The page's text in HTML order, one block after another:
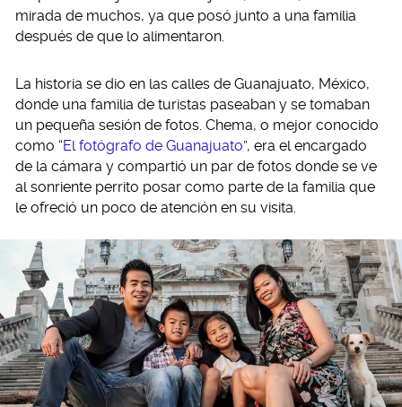
mirada de muchos, ya que posó junto a una familia
después de que lo alimentaron.
La historia se dio en las calles de Guanajuato, México,
donde una familia de turistas paseaban y se tomaban
un pequeña sesión de fotos. Chema, o mejor conocido
como “El fotógrafo de Guanajuato”, era el encargado
de la cámara y compartió un par de fotos donde se ve
al sonriente perrito posar como parte de la familia que
le ofreció un poco de atención en su visita.